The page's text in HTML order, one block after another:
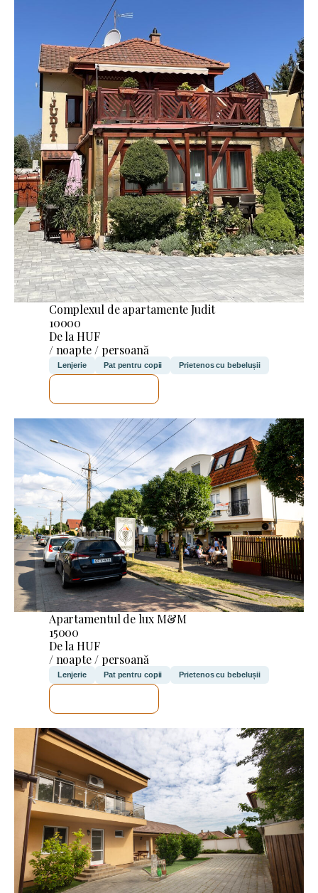
Complexul de apartamente Judit
10000
De la HUF
/ noapte / persoană
Lenjerie Pat pentru copii Prietenos cu bebelușii
Apartamentul de lux M&M
15000
De la HUF
/ noapte / persoană
Lenjerie Pat pentru copii Prietenos cu bebelușii